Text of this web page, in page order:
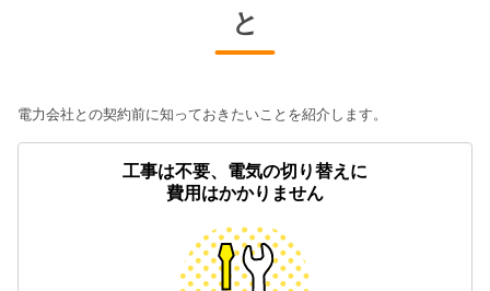
と
電力会社との契約前に知っておきたいことを紹介します。
工事は不要、電気の切り替えに
費用はかかりません